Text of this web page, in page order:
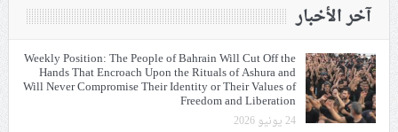
آخر الأخبار
Weekly Position: The People of Bahrain Will Cut Off the
Hands That Encroach Upon the Rituals of Ashura and
Will Never Compromise Their Identity or Their Values of
Freedom and Liberation
24 يونيو 2026